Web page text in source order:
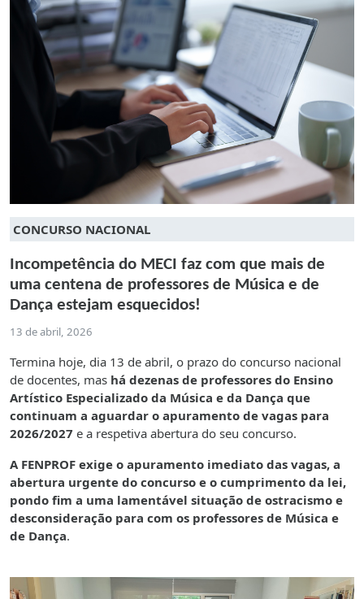
CONCURSO NACIONAL
Incompetência do MECI faz com que mais de
uma centena de professores de Música e de
Dança estejam esquecidos!
13 de abril, 2026
Termina hoje, dia 13 de abril, o prazo do concurso nacional
de docentes, mas há dezenas de professores do Ensino
Artístico Especializado da Música e da Dança que
continuam a aguardar o apuramento de vagas para
2026/2027 e a respetiva abertura do seu concurso.
A FENPROF exige o apuramento imediato das vagas, a
abertura urgente do concurso e o cumprimento da lei,
pondo fim a uma lamentável situação de ostracismo e
desconsideração para com os professores de Música e
de Dança.